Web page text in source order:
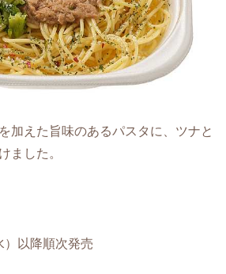
加えた旨味のあるパスタに、ツナと
ました。
）以降順次発売